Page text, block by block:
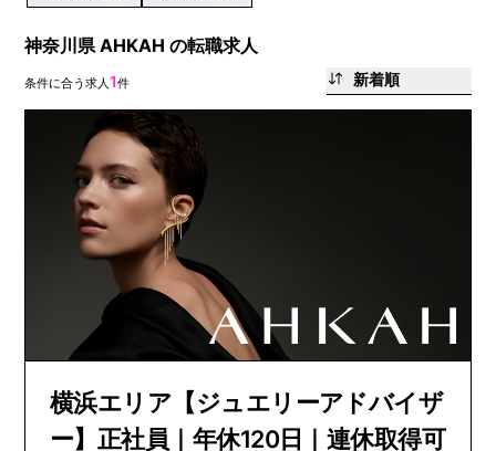
神奈川県 AHKAH の転職求人
条件に合う求人1件 新着順
横浜エリア【ジュエリーアドバイザ
ー】正社員｜年休120日｜連休取得可